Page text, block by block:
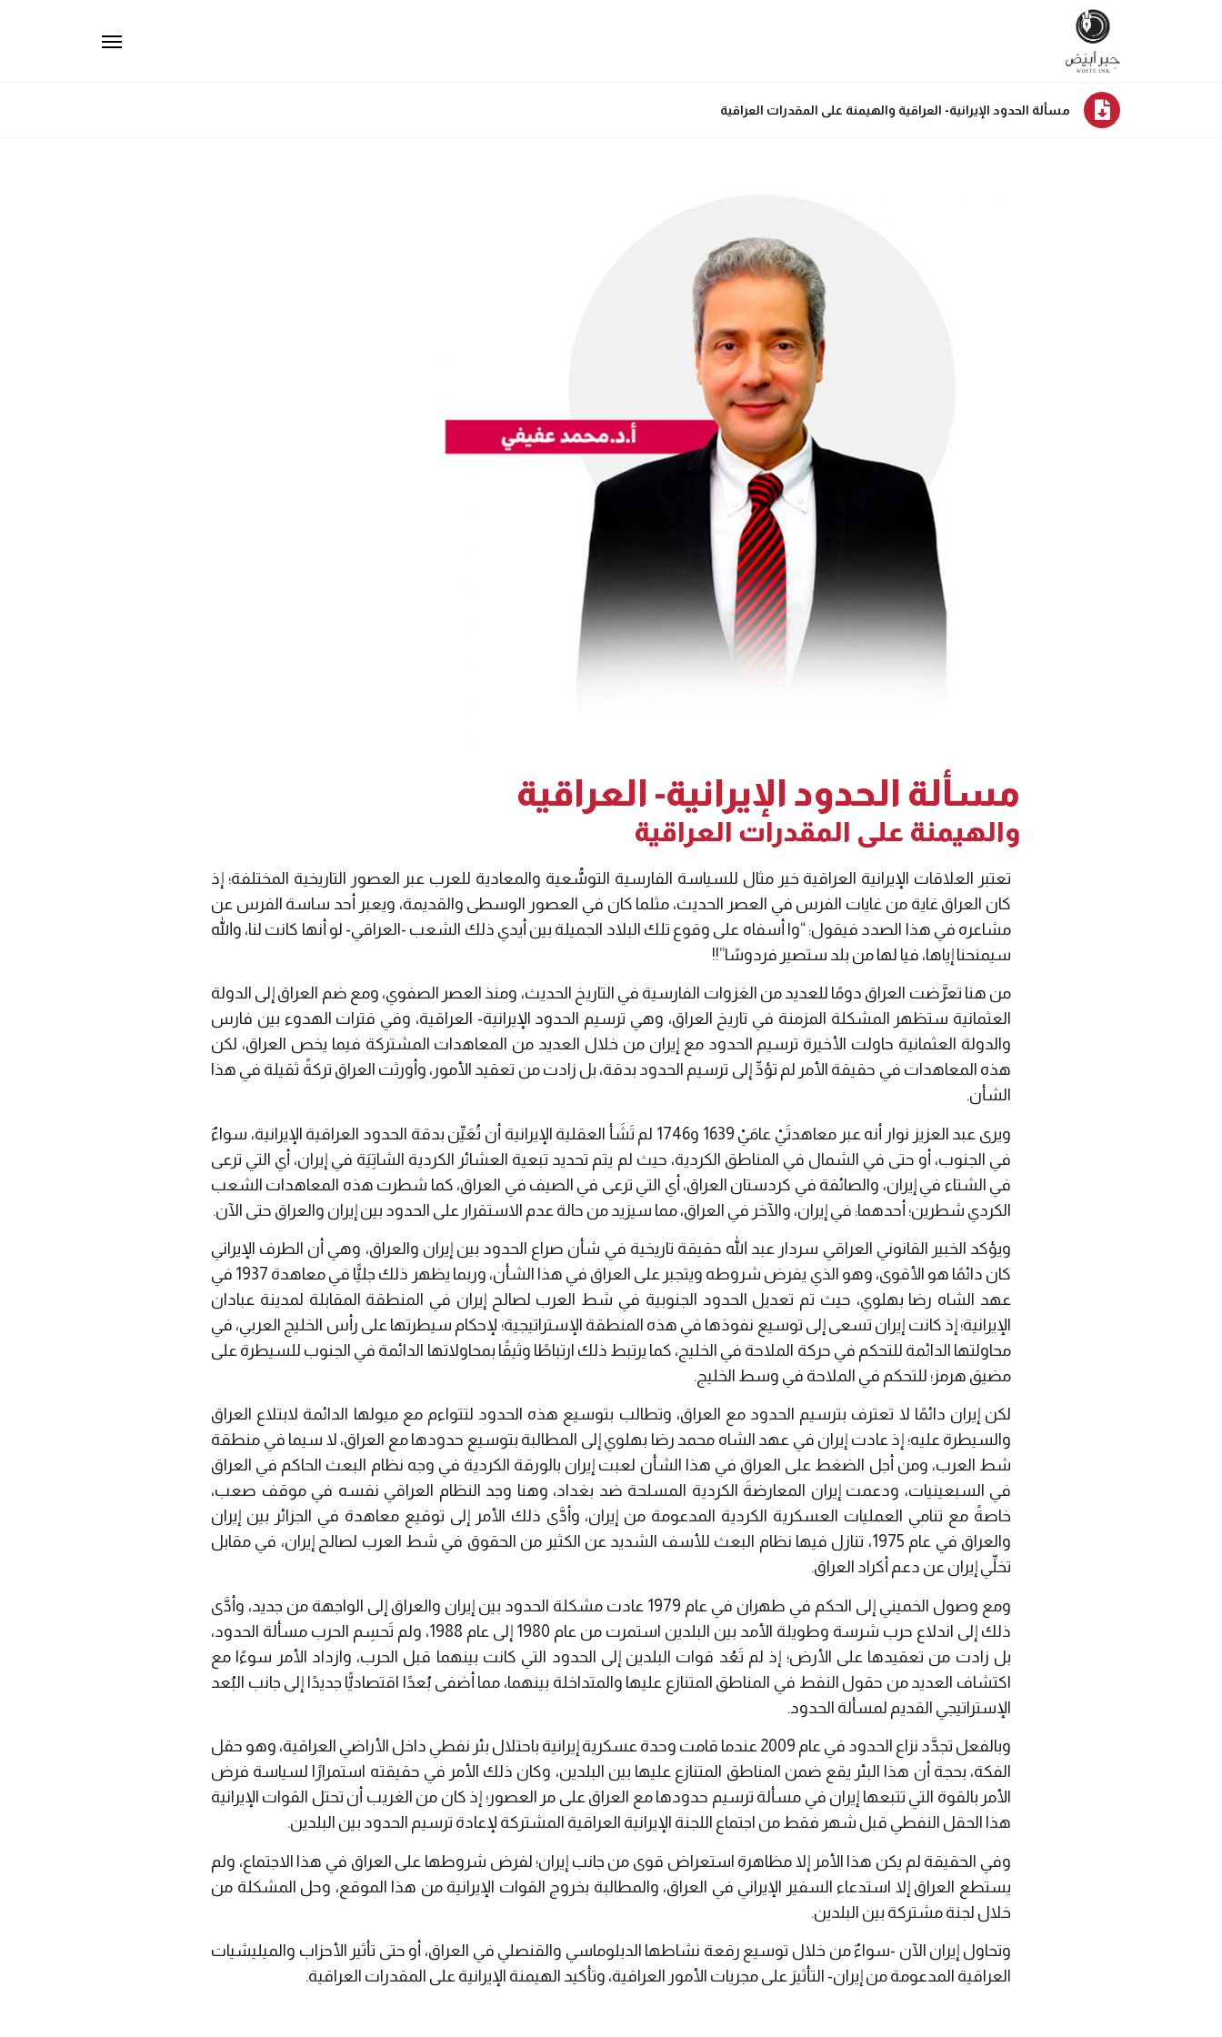
مسألة الحدود الإيرانية- العراقية والهيمنة على المقدرات العراقية
مسألة الحدود الإيرانية- العراقية
والهيمنة على المقدرات العراقية
تعتبر العلاقات الإيرانية العراقية خير مثال للسياسة الفارسية التوسُّعية والمعادية للعرب عبر العصور التاريخية المختلفة؛ إذ
كان العراق غاية من غايات الفرس في العصر الحديث، مثلما كان في العصور الوسطى والقديمة، ويعبر أحد ساسة الفرس عن
مشاعره في هذا الصدد فيقول: “وا أسفاه على وقوع تلك البلاد الجميلة بين أيدي ذلك الشعب -العراقي- لو أنها كانت لنا، والله
سيمنحنا إياها، فيا لها من بلد ستصير فردوسًا”!!
من هنا تعرَّضت العراق دومًا للعديد من الغزوات الفارسية في التاريخ الحديث، ومنذ العصر الصفوي، ومع ضم العراق إلى الدولة
العثمانية ستظهر المشكلة المزمنة في تاريخ العراق، وهي ترسيم الحدود الإيرانية- العراقية، وفي فترات الهدوء بين فارس
والدولة العثمانية حاولت الأخيرة ترسيم الحدود مع إيران من خلال العديد من المعاهدات المشتركة فيما يخص العراق، لكن
هذه المعاهدات في حقيقة الأمر لم تؤدِّ إلى ترسيم الحدود بدقة، بل زادت من تعقيد الأمور، وأورثت العراق تركةً ثقيلة في هذا
الشأن.
ويرى عبد العزيز نوار أنه عبر معاهدتَيْ عامَيْ 1639 و1746 لم تَشَأ العقلية الإيرانية أن تُعَيِّن بدقة الحدود العراقية الإيرانية، سواءٌ
في الجنوب، أو حتى في الشمال في المناطق الكردية، حيث لم يتم تحديد تبعية العشائر الكردية الشاتِيَة في إيران، أي التي ترعى
في الشتاء في إيران، والصائفة في كردستان العراق، أي التي ترعى في الصيف في العراق، كما شطرت هذه المعاهدات الشعب
الكردي شطرين؛ أحدهما: في إيران، والآخر في العراق، مما سيزيد من حالة عدم الاستقرار على الحدود بين إيران والعراق حتى الآن.
ويؤكد الخبير القانوني العراقي سردار عبد الله حقيقة تاريخية في شأن صراع الحدود بين إيران والعراق، وهي أن الطرف الإيراني
كان دائمًا هو الأقوى، وهو الذي يفرض شروطه ويتجبر على العراق في هذا الشأن، وربما يظهر ذلك جليًّا في معاهدة 1937 في
عهد الشاه رضا بهلوي، حيث تم تعديل الحدود الجنوبية في شط العرب لصالح إيران في المنطقة المقابلة لمدينة عبادان
الإيرانية؛ إذ كانت إيران تسعى إلى توسيع نفوذها في هذه المنطقة الإستراتيجية؛ لإحكام سيطرتها على رأس الخليج العربي، في
محاولتها الدائمة للتحكم في حركة الملاحة في الخليج، كما يرتبط ذلك ارتباطًا وثيقًا بمحاولاتها الدائمة في الجنوب للسيطرة على
مضيق هرمز؛ للتحكم في الملاحة في وسط الخليج.
لكن إيران دائمًا لا تعترف بترسيم الحدود مع العراق، وتطالب بتوسيع هذه الحدود لتتواءم مع ميولها الدائمة لابتلاع العراق
والسيطرة عليه؛ إذ عادت إيران في عهد الشاه محمد رضا بهلوي إلى المطالبة بتوسيع حدودها مع العراق، لا سيما في منطقة
شط العرب، ومن أجل الضغط على العراق في هذا الشأن لعبت إيران بالورقة الكردية في وجه نظام البعث الحاكم في العراق
في السبعينيات، ودعمت إيران المعارضةَ الكردية المسلحة ضد بغداد، وهنا وجد النظام العراقي نفسه في موقف صعب،
خاصةً مع تنامي العمليات العسكرية الكردية المدعومة من إيران، وأدَّى ذلك الأمر إلى توقيع معاهدة في الجزائر بين إيران
والعراق في عام 1975، تنازل فيها نظام البعث للأسف الشديد عن الكثير من الحقوق في شط العرب لصالح إيران، في مقابل
تخلِّي إيران عن دعم أكراد العراق.
ومع وصول الخميني إلى الحكم في طهران في عام 1979 عادت مشكلة الحدود بين إيران والعراق إلى الواجهة من جديد، وأدَّى
ذلك إلى اندلاع حرب شرسة وطويلة الأمد بين البلدين استمرت من عام 1980 إلى عام 1988، ولم تَحسِم الحرب مسألة الحدود،
بل زادت من تعقيدها على الأرض؛ إذ لم تَعُد قوات البلدين إلى الحدود التي كانت بينهما قبل الحرب، وازداد الأمر سوءًا مع
اكتشاف العديد من حقول النفط في المناطق المتنازع عليها والمتداخلة بينهما، مما أضفى بُعدًا اقتصاديًّا جديدًا إلى جانب البُعد
الإستراتيجي القديم لمسألة الحدود.
وبالفعل تجدَّد نزاع الحدود في عام 2009 عندما قامت وحدة عسكرية إيرانية باحتلال بئر نفطي داخل الأراضي العراقية، وهو حقل
الفكة، بحجة أن هذا البئر يقع ضمن المناطق المتنازع عليها بين البلدين، وكان ذلك الأمر في حقيقته استمرارًا لسياسة فرض
الأمر بالقوة التي تتبعها إيران في مسألة ترسيم حدودها مع العراق على مر العصور؛ إذ كان من الغريب أن تحتل القوات الإيرانية
هذا الحقل النفطي قبل شهر فقط من اجتماع اللجنة الإيرانية العراقية المشتركة لإعادة ترسيم الحدود بين البلدين.
وفي الحقيقة لم يكن هذا الأمر إلا مظاهرة استعراض قوى من جانب إيران؛ لفرض شروطها على العراق في هذا الاجتماع، ولم
يستطع العراق إلا استدعاء السفير الإيراني في العراق، والمطالبة بخروج القوات الإيرانية من هذا الموقع، وحل المشكلة من
خلال لجنة مشتركة بين البلدين.
وتحاول إيران الآن -سواءٌ من خلال توسيع رقعة نشاطها الدبلوماسي والقنصلي في العراق، أو حتى تأثير الأحزاب والميليشيات
العراقية المدعومة من إيران- التأثيرَ على مجريات الأمور العراقية، وتأكيد الهيمنة الإيرانية على المقدرات العراقية.